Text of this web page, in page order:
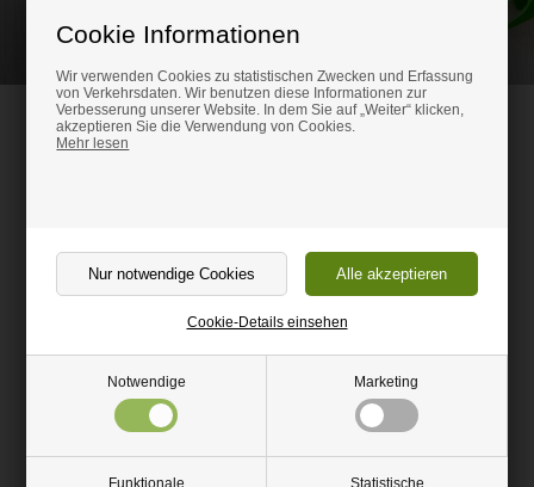
Cookie Informationen
Wir verwenden Cookies zu statistischen Zwecken und Erfassung
von Verkehrsdaten. Wir benutzen diese Informationen zur
Verbesserung unserer Website. In dem Sie auf „Weiter“ klicken,
akzeptieren Sie die Verwendung von Cookies.
Mehr lesen
Notwendige Marketing
Funktionale Statistische
Cookie-Details einsehen
(+49) 0151 24821292
HM-Kunststoffshop.de
(+49) 0151 24821292
Kundenservice